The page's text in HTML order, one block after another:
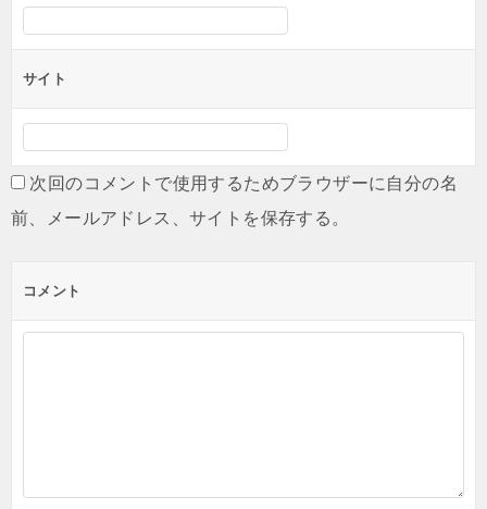
サイト
次回のコメントで使用するためブラウザーに自分の名
前、メールアドレス、サイトを保存する。
コメント